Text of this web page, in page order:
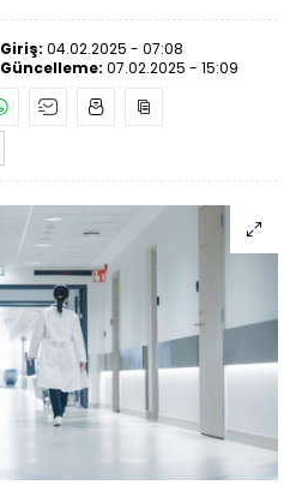
Giriş: 04.02.2025 - 07:08
Güncelleme: 07.02.2025 - 15:09